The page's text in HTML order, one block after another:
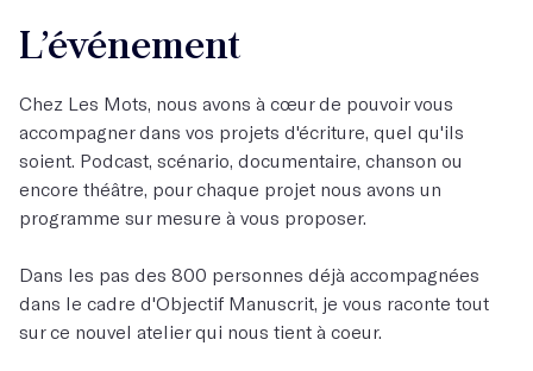
L’événement
Chez Les Mots, nous avons à cœur de pouvoir vous
accompagner dans vos projets d'écriture, quel qu'ils
soient. Podcast, scénario, documentaire, chanson ou
encore théâtre, pour chaque projet nous avons un
programme sur mesure à vous proposer.
Dans les pas des 800 personnes déjà accompagnées
dans le cadre d'Objectif Manuscrit, je vous raconte tout
sur ce nouvel atelier qui nous tient à coeur.